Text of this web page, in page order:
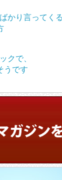
かり言ってくる
クで、
うです